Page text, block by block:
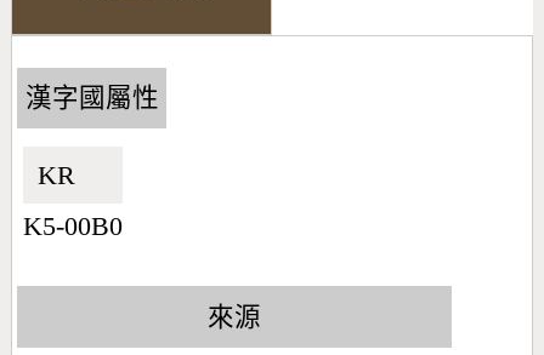
漢字國屬性
KR🇰🇷
K5-00B0
來源